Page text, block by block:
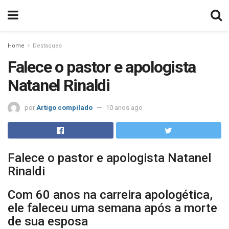
Home Destaques
Falece o pastor e apologista
Natanel Rinaldi
por Artigo compilado 10 anos ago
Falece o pastor e apologista Natanel
Rinaldi
Com 60 anos na carreira apologética,
ele faleceu uma semana após a morte
de sua esposa